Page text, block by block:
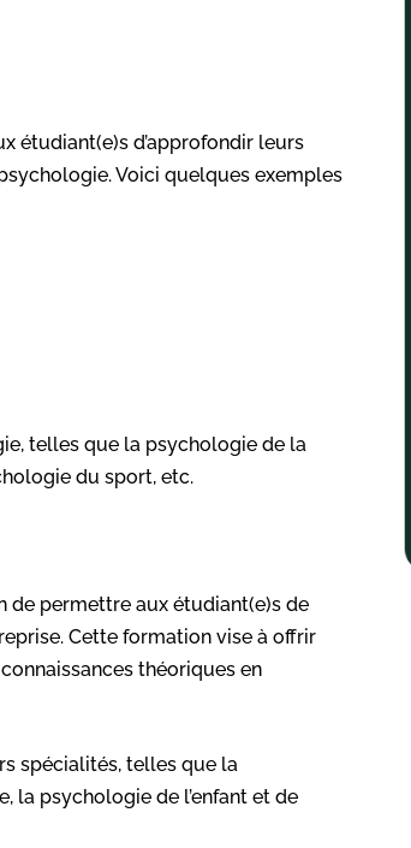
étudiant(e)s d’approfondir leurs
Voici quelques exemples
telles que la psychologie de la
du sport, etc.
de permettre aux étudiant(e)s de
Cette formation vise à offrir
théoriques en
spécialités, telles que la
la psychologie de l’enfant et de